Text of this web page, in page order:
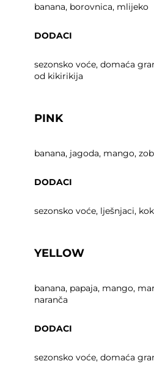
banana, borovnica, mlijeko
DODACI
sezonsko voće, domaća
od kikirikija
PINK
banana, jagoda, mango,
DODACI
sezonsko voće, lješnjaci,
YELLOW
banana, papaja, mango,
naranča
DODACI
sezonsko voće, domaća